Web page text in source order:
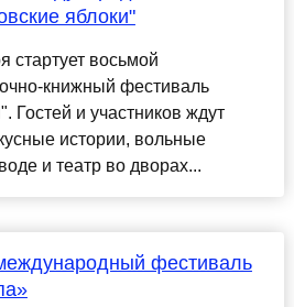
яблоки"
стартует восьмой
книжный фестиваль
Гостей и участников ждут
истории, вольные
и театр во дворах...
фестиваль